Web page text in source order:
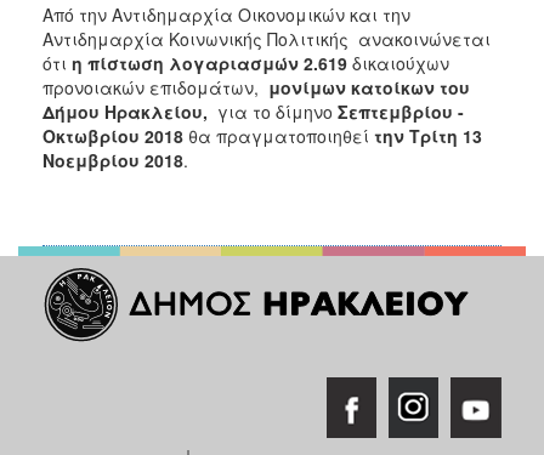
2011
2010
2006
ΤΟΠΟΣ
ΜΑΣ
ΠΟΛΙΤΙΣΜΟΣ
Από την Αντιδημαρχία Οικονομικών και την
Αντιδημαρχία Κοινωνικής Πολιτικής ανακοινώνεται
ότι η πίστωση λογαριασμών 2.619 δικαιούχων
προνοιακών επιδομάτων, μονίμων κατοίκων του
Δήμου Ηρακλείου, για το δίμηνο Σεπτεμβρίου -
Οκτωβρίου 2018 θα πραγματοποιηθεί την Τρίτη 13
Νοεμβρίου 2018.